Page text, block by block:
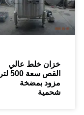
خلط عالي
القص سعة 500 لتر
بمضخة